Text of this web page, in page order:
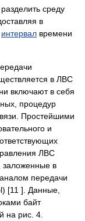
среду
в
интервал времени
в ЛВС
включают в себя
процедур
Простейшими
и
ЛВС
заложенные в
передачи
[11 ]. Данные,
байт
на рис. 4.